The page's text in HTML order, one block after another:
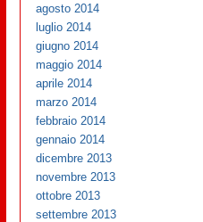
agosto 2014
luglio 2014
giugno 2014
maggio 2014
aprile 2014
marzo 2014
febbraio 2014
gennaio 2014
dicembre 2013
novembre 2013
ottobre 2013
settembre 2013